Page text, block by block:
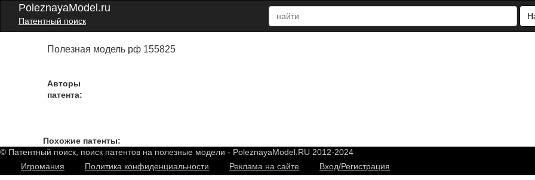
PoleznayaModel.ru
Патентный поиск
Полезная модель рф 155825
Авторы
патента:
Похожие патенты:
© Патентный поиск, поиск патентов на полезные модели - PoleznayaModel.RU 2012-2024
Игромания
Политика конфиденциальности Реклама на сайте Вход/Регистрация